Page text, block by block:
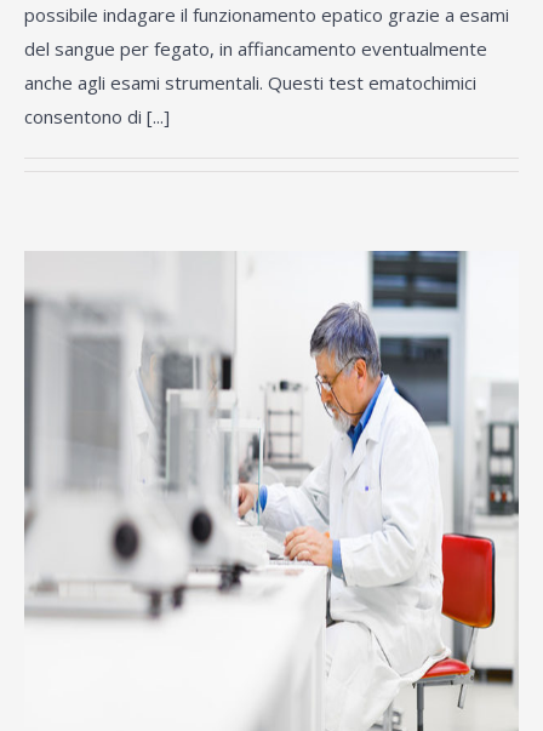
possibile indagare il funzionamento epatico grazie a esami
del sangue per fegato, in affiancamento eventualmente
anche agli esami strumentali. Questi test ematochimici
consentono di [...]